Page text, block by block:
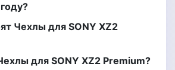
Чехлы для SONY XZ2
для SONY XZ2 Premium?